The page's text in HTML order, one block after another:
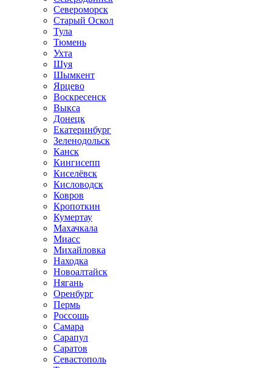
Североморск
Старый Оскол
Тула
Тюмень
Ухта
Шуя
Шымкент
Ярцево
Воскресенск
Выкса
Донецк
Екатеринбург
Зеленодольск
Канск
Кингисепп
Киселёвск
Кисловодск
Ковров
Кропоткин
Кумертау
Махачкала
Миасс
Михайловка
Находка
Новоалтайск
Нягань
Оренбург
Пермь
Россошь
Самара
Сарапул
Саратов
Севастополь